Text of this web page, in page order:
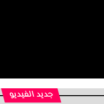
جديد الفيديو